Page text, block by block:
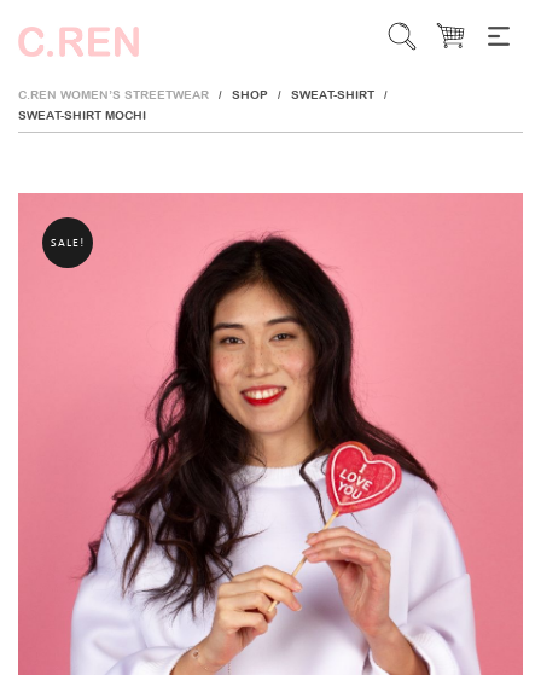
C.REN WOMEN’S STREETWEAR / SHOP / SWEAT-SHIRT /
SWEAT-SHIRT MOCHI
SALE!